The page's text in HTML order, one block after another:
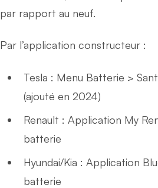
par rapport au neuf.
Par l’application constructeur :
Tesla : Menu Batterie >
(ajouté en 2024)
Renault : Application My
batterie
Hyundai/Kia : Application
batterie